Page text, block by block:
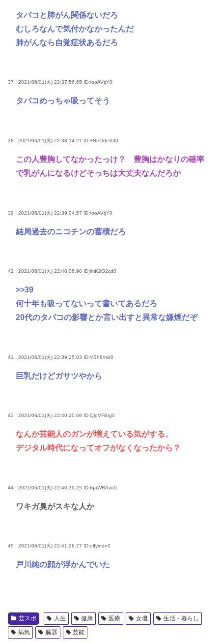
タバコと肺がん関係ないだろ
むしろなんで気付かなかったんだ
肺がんなら自覚症状あるだろ
37 : 2021/06/01(火) 22:37:56.65 ID:/ooAVtjY0
タバコめっちゃ吸ってそう
38 : 2021/06/01(火) 22:38:14.21 ID:+SeOdeV30
この人豊胸してなかったっけ？ 豊胸はかなりの確率
で乳がんになるけどそっちは大丈夫なんだろか
39 : 2021/06/01(火) 22:39:04.57 ID:/ooAVtjY0
結局過去のニコチンの蓄積だろ
42 : 2021/06/01(火) 22:40:06.90 ID:lmK2O2cd0
>>39
何十年も吸ってないって書いてあるだろ
20代のタバコの影響とか言い出すと異常な嫌煙だぞ
41 : 2021/06/01(火) 22:39:25.03 ID:VBh8/mir0
巨乳だけどガサツやから
43 : 2021/06/01(火) 22:40:20.69 ID:QjqVFBtg0
なんか芸能人のガンが増えている気がする。
デジタル時代になってオフがなくなったから？
44 : 2021/06/01(火) 22:40:39.25 ID:fqaWRAye0
ワキガ臭がスキな人か
45 : 2021/06/01(火) 22:41:26.77 ID:qlIyindn0
戸川純の顔が浮かんでいた
芸スポ 人生 健康 医療 女優
生活・暮らし
病気
臓器 芸能